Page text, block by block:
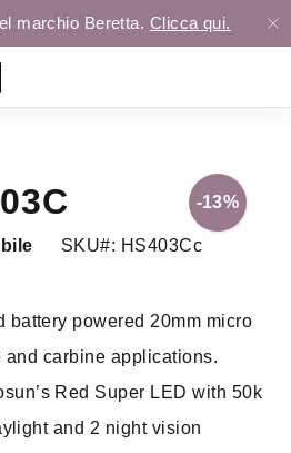
marchio Beretta. Clicca qui.
SKU
HS403Cc
battery powered 20mm micro
carbine applications.
Red Super LED with 50k
and 2 night vision
-13%